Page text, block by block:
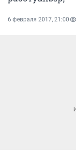
6 февраля 2017, 21:00